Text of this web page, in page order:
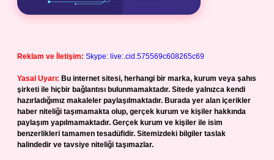
Reklam ve İletişim: Skype: live:.cid.575569c608265c69
Yasal Uyarı: Bu internet sitesi, herhangi bir marka, kurum veya şahıs
şirketi ile hiçbir bağlantısı bulunmamaktadır. Sitede yalnızca kendi
hazırladığımız makaleler paylaşılmaktadır. Burada yer alan içerikler
haber niteliği taşımamakta olup, gerçek kurum ve kişiler hakkında
paylaşım yapılmamaktadır. Gerçek kurum ve kişiler ile isim
benzerlikleri tamamen tesadüfidir. Sitemizdeki bilgiler taslak
halindedir ve tavsiye niteliği taşımazlar.